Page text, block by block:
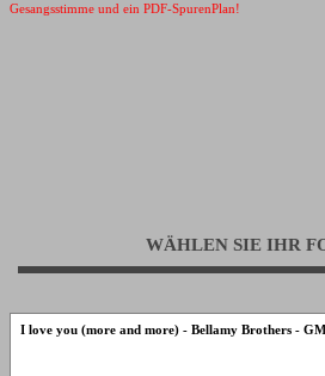
Gesangsstimme und ein PDF-SpurenPlan!
WÄHLEN SIE IHR
I love you (more and more) - Bellamy Brothers -